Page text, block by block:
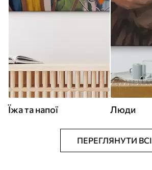
Їжа та напої Люди
ПЕРЕГЛЯНУТИ ВСІ